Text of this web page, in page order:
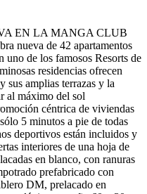
EN LA MANGA CLUB
nueva de 42 apartamentos
uno de los famosos Resorts de
residencias ofrecen
sus amplias terrazas y la
al máximo del sol
céntrica de viviendas
5 minutos a pie de todas
deportivos están incluidos y
interiores de una hoja de
en blanco, con ranuras
prefabricado con
DM, prelacado en